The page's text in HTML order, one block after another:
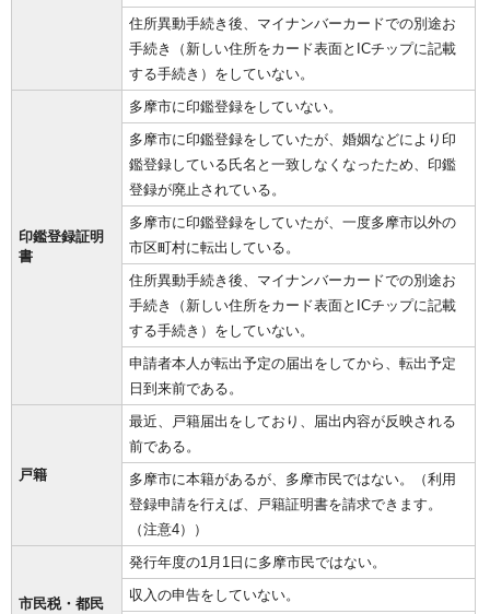
住所異動手続き後、マイナンバーカードでの別途お
手続き（新しい住所をカード表面とICチップに記載
する手続き）をしていない。
印鑑登録証明
書
多摩市に印鑑登録をしていない。
多摩市に印鑑登録をしていたが、婚姻などにより印
鑑登録している氏名と一致しなくなったため、印鑑
登録が廃止されている。
多摩市に印鑑登録をしていたが、一度多摩市以外の
市区町村に転出している。
住所異動手続き後、マイナンバーカードでの別途お
手続き（新しい住所をカード表面とICチップに記載
する手続き）をしていない。
申請者本人が転出予定の届出をしてから、転出予定
日到来前である。
戸籍
最近、戸籍届出をしており、届出内容が反映される
前である。
多摩市に本籍があるが、多摩市民ではない。（利用
登録申請を行えば、戸籍証明書を請求できます。
（注意4））
市民税・都民
発行年度の1月1日に多摩市民ではない。
収入の申告をしていない。